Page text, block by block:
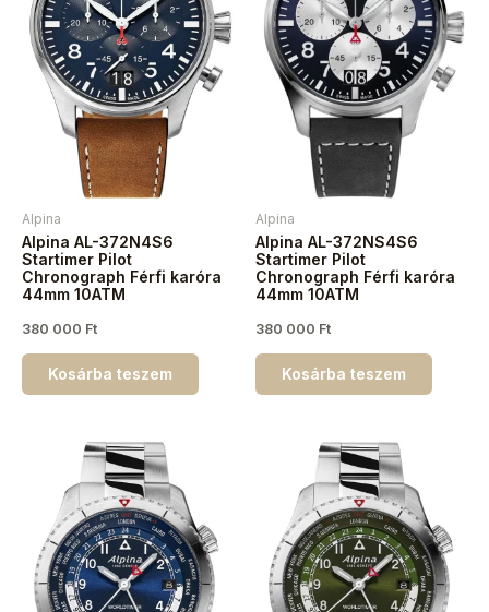
Alpina
Alpina AL-372N4S6
Startimer Pilot
Chronograph Férfi karóra
44mm 10ATM
380 000 Ft
Kosárba teszem
Alpina
Alpina AL-372NS4S6
Startimer Pilot
Chronograph Férfi karóra
44mm 10ATM
380 000 Ft
Kosárba teszem